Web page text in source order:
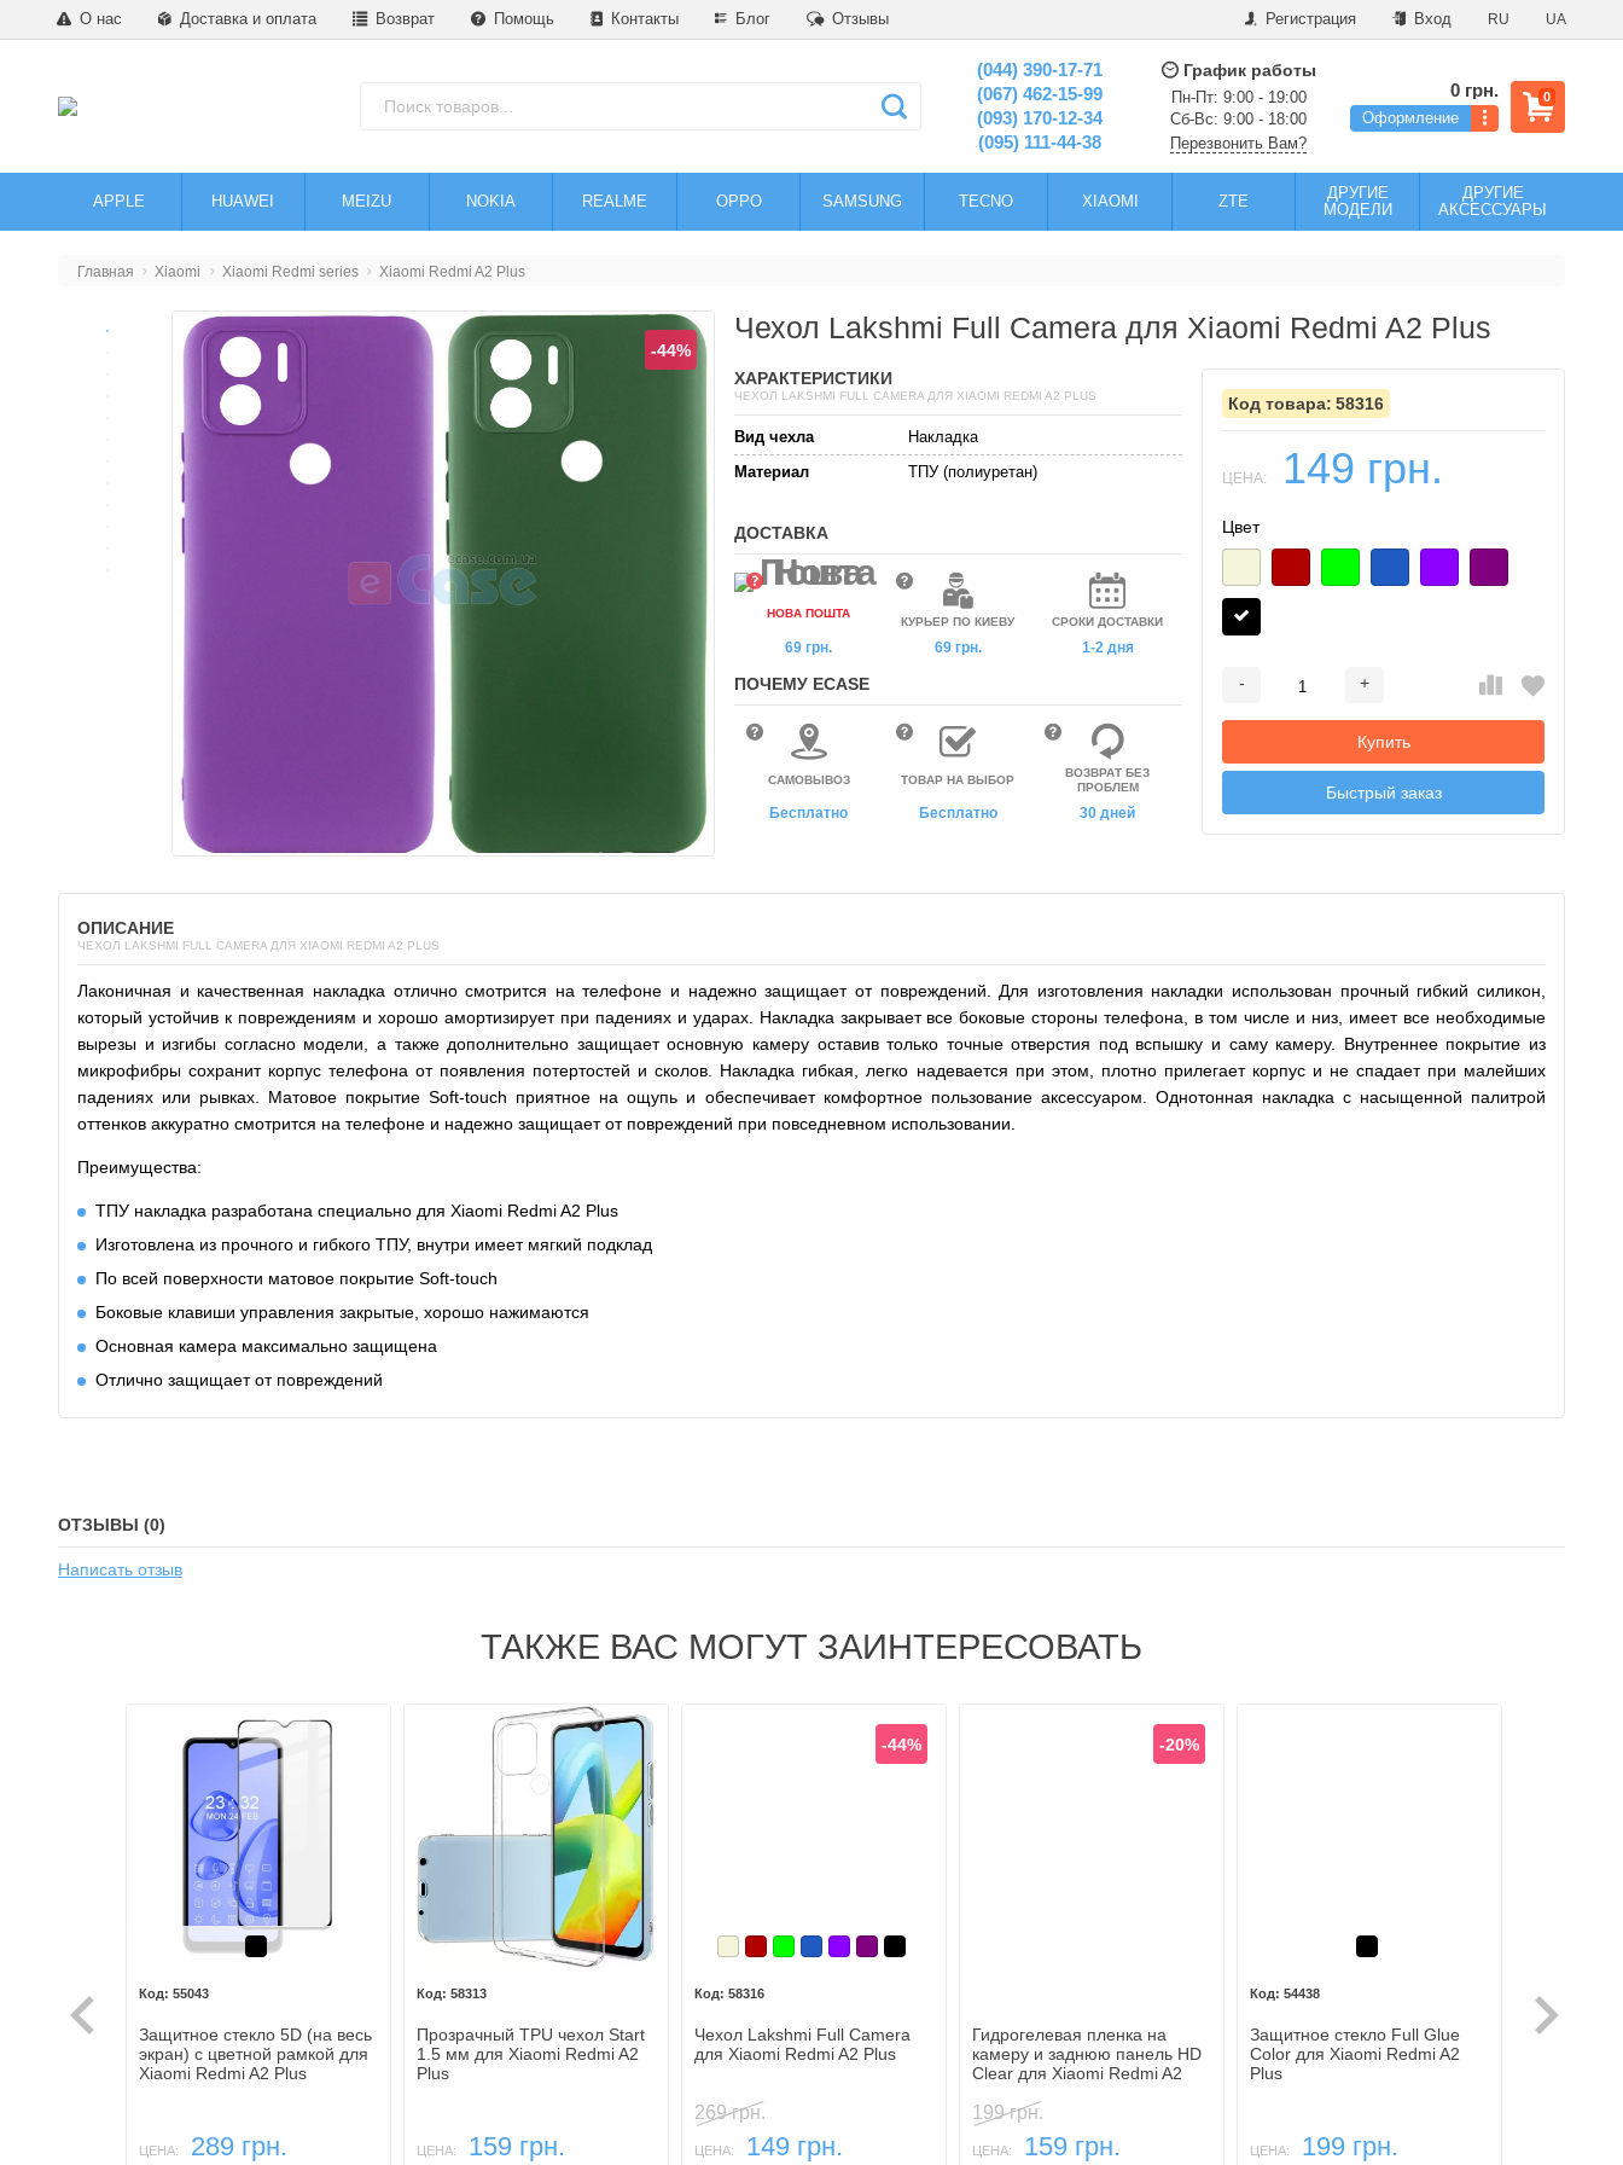
О нас Доставка и оплата Возврат Помощь Контакты Блог Отзывы Регистрация Вход RU UA
(044) 390-17-71
(067) 462-15-99
(093) 170-12-34
(095) 111-44-38
График работы
Пн-Пт: 9:00 - 19:00
Сб-Вс: 9:00 - 18:00
Перезвонить Вам?
0
0 грн.
Оформление
APPLE HUAWEI MEIZU NOKIA REALME OPPO SAMSUNG TECNO XIAOMI ZTE
ДРУГИЕ
МОДЕЛИ
ДРУГИЕ
АКСЕССУАРЫ
Главная Xiaomi Xiaomi Redmi series Xiaomi Redmi A2 Plus
-44%
Чехол Lakshmi Full Camera для Xiaomi Redmi A2 Plus
58316
ЦЕНА: 149 грн.
Цвет
- +
Купить
Быстрый заказ
ХАРАКТЕРИСТИКИ
ЧЕХОЛ LAKSHMI FULL CAMERA ДЛЯ XIAOMI REDMI A2 PLUS
Вид чехла
Накладка
Материал
ТПУ (полиуретан)
ДОСТАВКА
НОВА ПОШТА
69 грн.
КУРЬЕР ПО КИЕВУ
69 грн.
СРОКИ ДОСТАВКИ
1-2 дня
ПОЧЕМУ ECASE
САМОВЫВОЗ
Бесплатно
ТОВАР НА ВЫБОР
Бесплатно
ВОЗВРАТ БЕЗ
ПРОБЛЕМ
30 дней
ОПИСАНИЕ
ЧЕХОЛ LAKSHMI FULL CAMERA ДЛЯ XIAOMI REDMI A2 PLUS
Лаконичная и качественная накладка отлично смотрится на телефоне и надежно защищает от повреждений. Для изготовления накладки использован прочный гибкий силикон,
который устойчив к повреждениям и хорошо амортизирует при падениях и ударах. Накладка закрывает все боковые стороны телефона, в том числе и низ, имеет все необходимые
вырезы и изгибы согласно модели, а также дополнительно защищает основную камеру оставив только точные отверстия под вспышку и саму камеру. Внутреннее покрытие из
микрофибры сохранит корпус телефона от появления потертостей и сколов. Накладка гибкая, легко надевается при этом, плотно прилегает корпус и не спадает при малейших
падениях или рывках. Матовое покрытие Soft-touch приятное на ощупь и обеспечивает комфортное пользование аксессуаром. Однотонная накладка с насыщенной палитрой
оттенков аккуратно смотрится на телефоне и надежно защищает от повреждений при повседневном использовании.
Преимущества:
ТПУ накладка разработана специально для Xiaomi Redmi A2 Plus
Изготовлена из прочного и гибкого ТПУ, внутри имеет мягкий подклад
По всей поверхности матовое покрытие Soft-touch
Боковые клавиши управления закрытые, хорошо нажимаются
Основная камера максимально защищена
Отлично защищает от повреждений
ОТЗЫВЫ (0)
Написать отзыв
ТАКЖЕ ВАС МОГУТ ЗАИНТЕРЕСОВАТЬ
Черный
55043
Защитное стекло 5D (на весь
экран) с цветной рамкой для
Xiaomi Redmi A2 Plus
ЦЕНА: 289 грн.
58313
Прозрачный TPU чехол Start
1.5 мм для Xiaomi Redmi A2
Plus
ЦЕНА: 159 грн.
Бежевый
Бордовый
Зеленый
Синий, темный
Фиолетовый
Фиолетовый, темный
Черный
-44%
58316
Чехол Lakshmi Full Camera
для Xiaomi Redmi A2 Plus
269 грн.
ЦЕНА: 149 грн.
-20%
Гидрогелевая пленка на
камеру и заднюю панель HD
Clear для Xiaomi Redmi A2
199 грн.
ЦЕНА: 159 грн.
Черный
54438
Защитное стекло Full Glue
Color для Xiaomi Redmi A2
Plus
ЦЕНА: 199 грн.
Защитное